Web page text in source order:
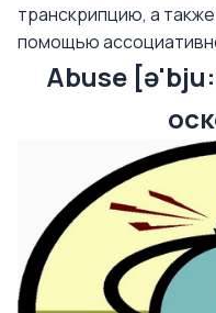
транскрипцию, а
помощью
Abuse